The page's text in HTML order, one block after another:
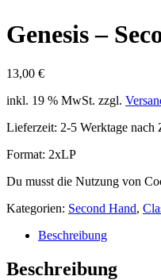
Genesis –
13,00 €
inkl. 19 % MwSt. zzgl.
Lieferzeit: 2-5 Werktage nach
Format: 2xLP
Du musst die Nutzung von
Kategorien: Second Hand,
Beschreibung
Beschreibung